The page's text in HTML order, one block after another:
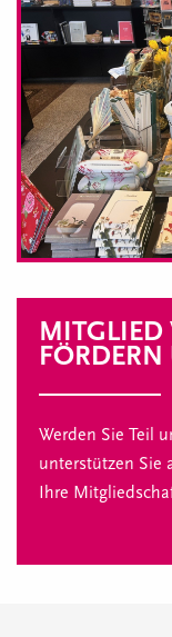
MITGLIED
FÖRDERN
Werden Sie Teil
unterstützen Sie
Ihre